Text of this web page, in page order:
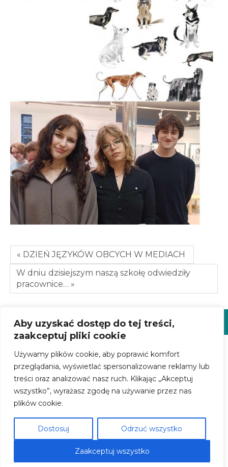
Aby uzyskać dostęp do tej treści,
zaakceptuj pliki cookie
Używamy plików cookie, aby poprawić komfort
przeglądania, wyświetlać spersonalizowane reklamy lub
treści oraz analizować nasz ruch. Klikając „Akceptuj
wszystko”, wyrażasz zgodę na używanie przez nas
plików cookie.
Dostosuj Odrzuć wszystko
Zaakceptuj wszystko
« DZIEŃ JĘZYKÓW OBCYCH W MEDIACH
W dniu dzisiejszym naszą szkołę odwiedziły
pracownice… »
LICEUM OGÓLNOKSZTAŁCĄCE Z ODDZIAŁAMI
DWUJĘZYCZNYMI IMIENIA MAŁEGO KSIĘCIA W
TARNOBRZEGU
NR KONTA: 42 9434 0002 2001 1000 2655 0002
TARNOBRZEGU 2021
STRONA WYKORZYSTUJE PLIKI COOKIES,POLITYKA
MARKETING GROUP POLSKA